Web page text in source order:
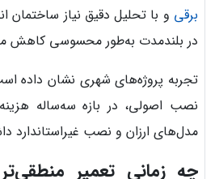
برقی و با تحلیل دقیق نیاز ساختمان
در بلندمدت به‌طور محسوسی کاهش
تجربه پروژه‌های شهری نشان داده
نصب اصولی، در بازه سه‌ساله
مدل‌های ارزان و نصب غیراستاندارد
چه زمانی تعمیر